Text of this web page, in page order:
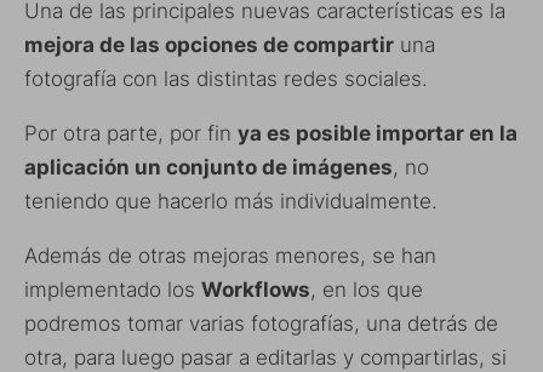
Una de las principales nuevas características es la
mejora de las opciones de compartir una
fotografía con las distintas redes sociales.
Por otra parte, por fin ya es posible importar en la
aplicación un conjunto de imágenes, no
teniendo que hacerlo más individualmente.
Además de otras mejoras menores, se han
implementado los Workflows, en los que
podremos tomar varias fotografías, una detrás de
otra, para luego pasar a editarlas y compartirlas, si